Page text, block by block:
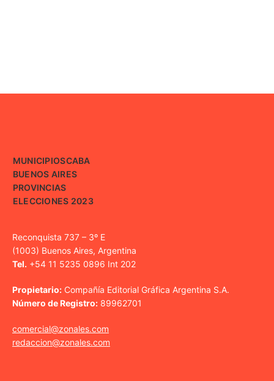
MUNICIPIOSCABA
BUENOS AIRES
PROVINCIAS
ELECCIONES 2023
Reconquista 737 – 3º E
(1003) Buenos Aires, Argentina
Tel. +54 11 5235 0896 Int 202
Propietario: Compañía Editorial Gráfica Argentina S.A.
Número de Registro: 89962701
comercial@zonales.com
redaccion@zonales.com